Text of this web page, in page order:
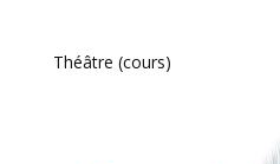
Théâtre (cours)